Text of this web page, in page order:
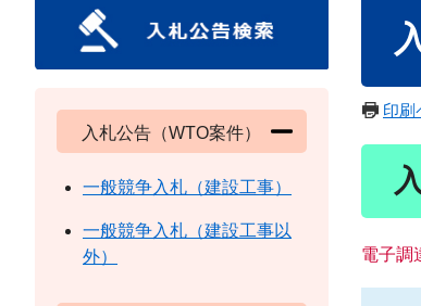
印刷
電子調
入札公告（WTO案件）
一般競争入札（建設工事）
一般競争入札（建設工事以
外）